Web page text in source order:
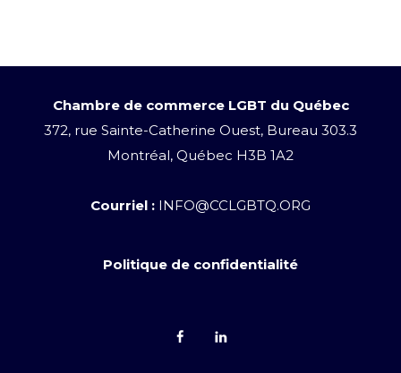
Chambre de commerce LGBT du Québec
372, rue Sainte-Catherine Ouest, Bureau 303.3
Montréal, Québec H3B 1A2
Courriel : INFO@CCLGBTQ.ORG
Politique de confidentialité